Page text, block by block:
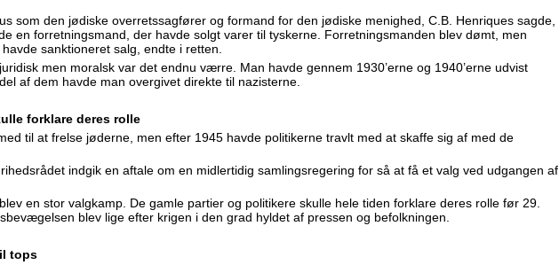
som den jødiske overretssagfører og formand for den jødiske menighed, C.B. Henriques sagde,
en forretningsmand, der havde solgt varer til tyskerne. Forretningsmanden blev dømt, men
sanktioneret salg, endte i retten.
men moralsk var det endnu værre. Man havde gennem 1930’erne og 1940’erne udvist
af dem havde man overgivet direkte til nazisterne.
forklare deres rolle
til at frelse jøderne, men efter 1945 havde politikerne travlt med at skaffe sig af med de
indgik en aftale om en midlertidig samlingsregering for så at få et valg ved udgangen af
en stor valgkamp. De gamle partier og politikere skulle hele tiden forklare deres rolle før 29.
blev lige efter krigen i den grad hyldet af pressen og befolkningen.
tops